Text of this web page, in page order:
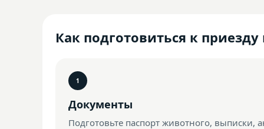
Как подготовиться к приезду
Документы
Подготовьте паспорт животного, выписки,